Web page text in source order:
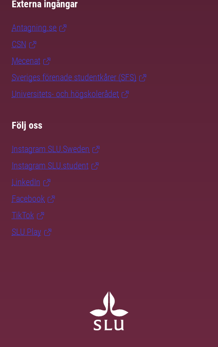
Externa ingångar
Antagning.se
CSN
Mecenat
Sveriges förenade studentkårer (SFS)
Universitets- och högskolerådet
Följ oss
Instagram SLU.Sweden
Instagram SLU.student
LinkedIn
Facebook
TikTok
SLU Play